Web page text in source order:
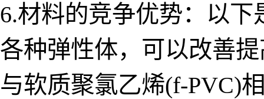
6.材料的竞争优势：以下
各种弹性体，可以改善
与软质聚氯乙烯(f-PVC)